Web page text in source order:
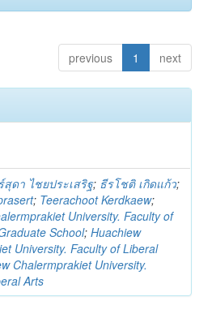
previous 1 next
สุดา ไชยประเสริฐ; ธีรโชติ เกิดแก้ว;
; Teerachoot Kerdkaew;
University. Faculty of
School;Huachiew
University. Faculty of Liberal
Chalermprakiet University.
Arts